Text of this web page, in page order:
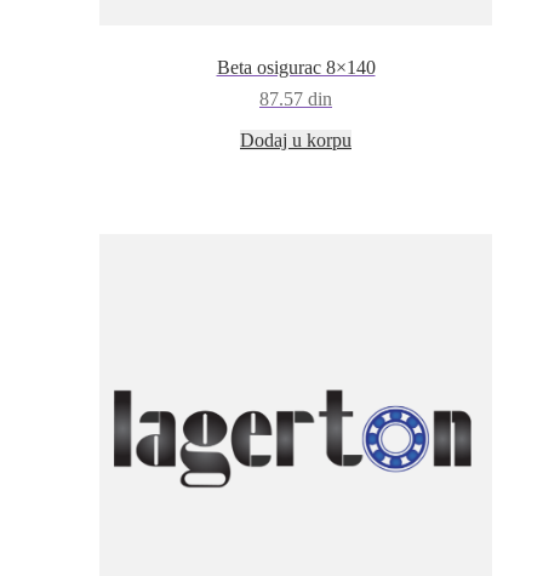
Beta osigurac 8×140
87.57 din
Dodaj u korpu